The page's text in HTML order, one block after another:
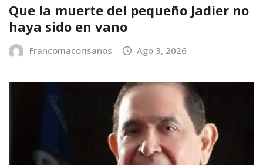
Que la muerte del pequeño Jadier no
haya sido en vano
Francomacorisanos Ago 3, 2026